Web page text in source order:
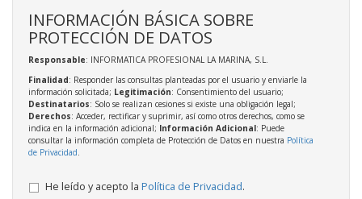
INFORMACIÓN BÁSICA SOBRE
PROTECCIÓN DE DATOS
Responsable: INFORMATICA PROFESIONAL LA MARINA, S.L.
Finalidad: Responder las consultas planteadas por el usuario y enviarle la
información solicitada; Legitimación: Consentimiento del usuario;
Destinatarios: Solo se realizan cesiones si existe una obligación legal;
Derechos: Acceder, rectificar y suprimir, así como otros derechos, como se
indica en la información adicional; Información Adicional: Puede
consultar la información completa de Protección de Datos en nuestra Política
de Privacidad.
He leído y acepto la Política de Privacidad.